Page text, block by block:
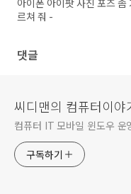
르쳐 줘 -
댓글
씨디맨의 컴퓨터이야
컴퓨터 IT 모바일 윈도우 운
구독하기